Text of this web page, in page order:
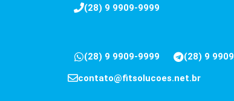
(28) 9 9909-9999
(28) 9 9909-9999 (28) 9
contato@fitsolucoes.net.br